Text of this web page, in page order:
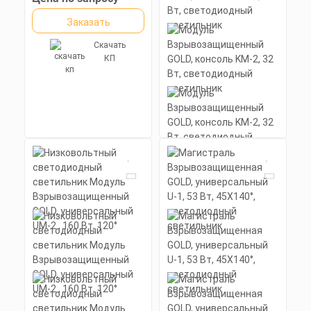
силиконовой прокладкой.
Скачать
КП
Экструдированный
алюминиевый профиль
(анодированный), вторичная
оптика из акрила (ПММА) с
силиконовой прокладкой.
Заказать
Скачать
КП
Модуль
Взрывозащищенный
GOLD, консоль KM-2, 32
Вт, светодиодный
светильник
Мощность: 32 Вт
Коэффициент мощности не менее:
0,95 cos